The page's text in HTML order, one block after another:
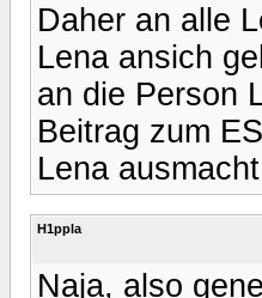
Daher an alle
Lena ansich
an die Person
Beitrag zum
Lena
H1ppla
Naja, also